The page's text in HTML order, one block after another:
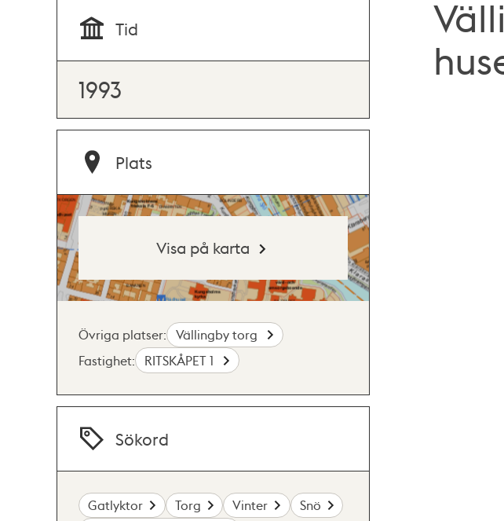
Tid
1993
Plats
Visa på karta
Övriga platser:
Vällingby torg
Fastighet:
RITSKÅPET 1
Sökord
Gatlyktor Torg Vinter
Snö